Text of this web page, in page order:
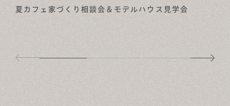
夏カフェ家づくり相談会＆モデルハウス見学会